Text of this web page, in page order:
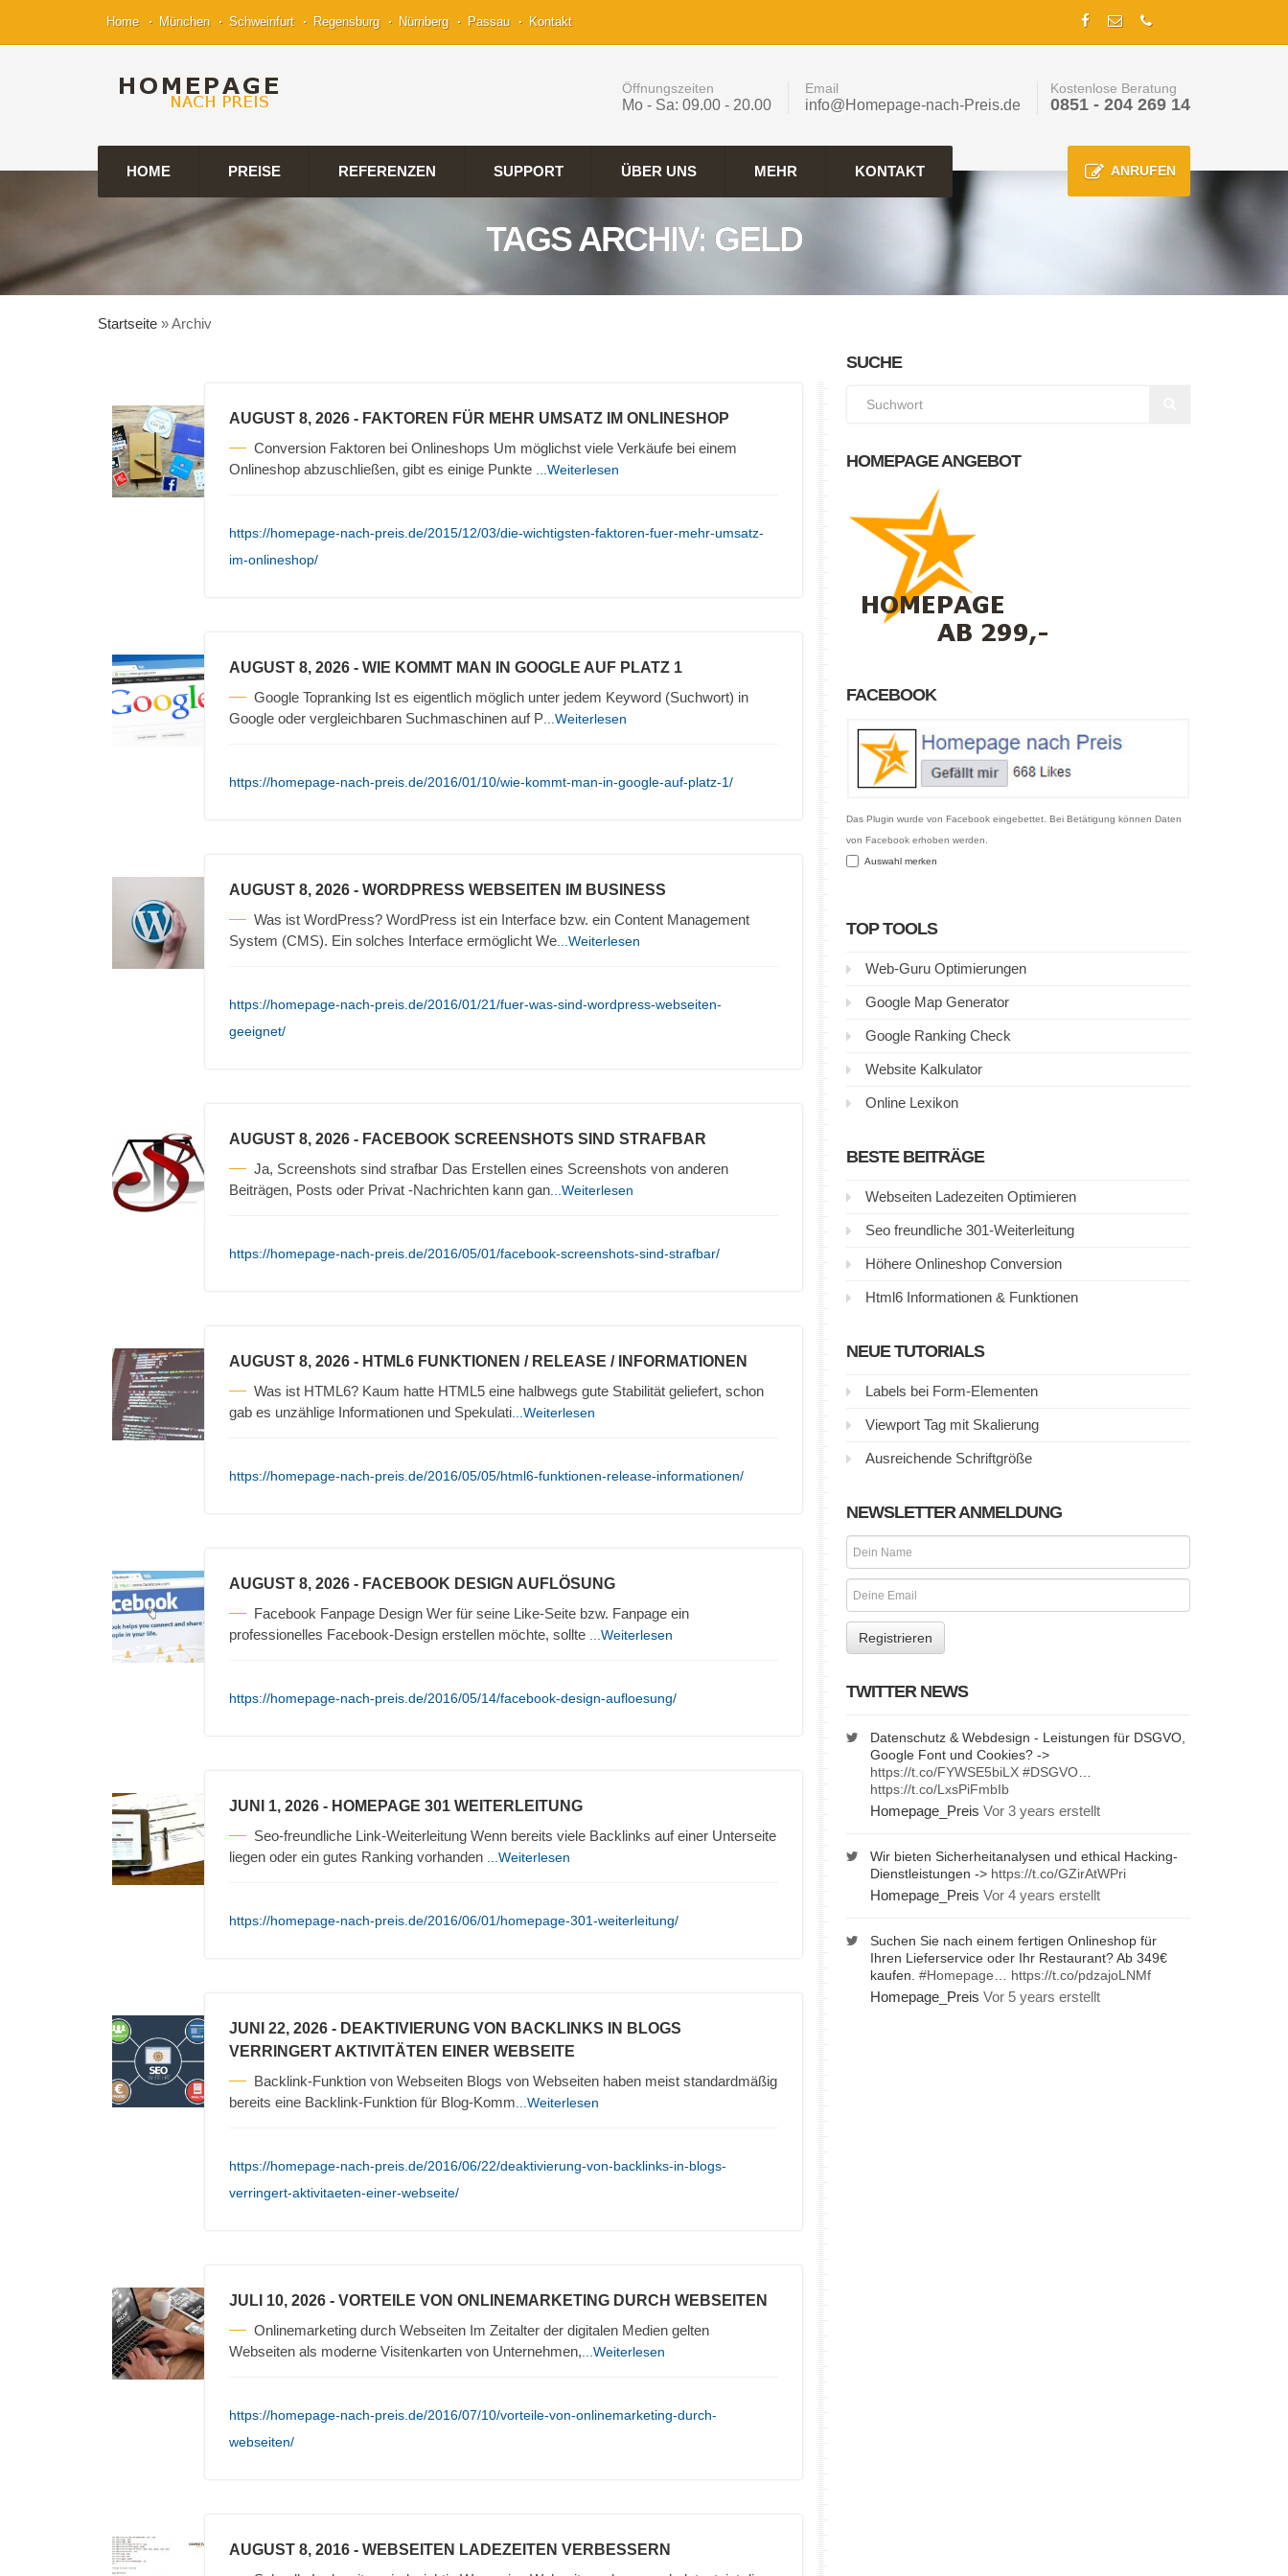
Home München Schweinfurt Regensburg Nürnberg Passau Kontakt
Öffnungszeiten
Mo - Sa: 09.00 - 20.00
Email
info@Homepage-nach-Preis.de
Kostenlose Beratung
0851 - 204 269 14
HOME PREISE REFERENZEN SUPPORT ÜBER UNS MEHR KONTAKT ANRUFEN
TAGS ARCHIV: GELD
Startseite »Archiv
AUGUST 8, 2026 - FAKTOREN FÜR MEHR UMSATZ IM ONLINESHOP
Conversion Faktoren bei Onlineshops Um möglichst viele Verkäufe bei einem
Onlineshop abzuschließen, gibt es einige Punkte
...Weiterlesen
https://homepage-nach-preis.de/2015/12/03/die-wichtigsten-faktoren-fuer-mehr-umsatz-
im-onlineshop/
AUGUST 8, 2026 - WIE KOMMT MAN IN GOOGLE AUF PLATZ 1
Google Topranking Ist es eigentlich möglich unter jedem Keyword (Suchwort) in
Google oder vergleichbaren Suchmaschinen auf P ...Weiterlesen
https://homepage-nach-preis.de/2016/01/10/wie-kommt-man-in-google-auf-platz-1/
AUGUST 8, 2026 - WORDPRESS WEBSEITEN IM BUSINESS
Was ist WordPress? WordPress ist ein Interface bzw. ein Content Management
System (CMS). Ein solches Interface ermöglicht We ...Weiterlesen
https://homepage-nach-preis.de/2016/01/21/fuer-was-sind-wordpress-webseiten-
geeignet/
AUGUST 8, 2026 - FACEBOOK SCREENSHOTS SIND STRAFBAR
Ja, Screenshots sind strafbar Das Erstellen eines Screenshots von anderen
Beiträgen, Posts oder Privat -Nachrichten kann gan ...Weiterlesen
https://homepage-nach-preis.de/2016/05/01/facebook-screenshots-sind-strafbar/
AUGUST 8, 2026 - HTML6 FUNKTIONEN / RELEASE / INFORMATIONEN
Was ist HTML6? Kaum hatte HTML5 eine halbwegs gute Stabilität geliefert, schon
gab es unzählige Informationen und Spekulati ...Weiterlesen
https://homepage-nach-preis.de/2016/05/05/html6-funktionen-release-informationen/
AUGUST 8, 2026 - FACEBOOK DESIGN AUFLÖSUNG
Facebook Fanpage Design Wer für seine Like-Seite bzw. Fanpage ein
professionelles Facebook-Design erstellen möchte, sollte
...Weiterlesen
https://homepage-nach-preis.de/2016/05/14/facebook-design-aufloesung/
JUNI 1, 2026 - HOMEPAGE 301 WEITERLEITUNG
Seo-freundliche Link-Weiterleitung Wenn bereits viele Backlinks auf einer Unterseite
liegen oder ein gutes Ranking vorhanden
...Weiterlesen
https://homepage-nach-preis.de/2016/06/01/homepage-301-weiterleitung/
JUNI 22, 2026 - DEAKTIVIERUNG VON BACKLINKS IN BLOGS
VERRINGERT AKTIVITÄTEN EINER WEBSEITE
Backlink-Funktion von Webseiten Blogs von Webseiten haben meist standardmäßig
bereits eine Backlink-Funktion für Blog-Komm ...Weiterlesen
https://homepage-nach-preis.de/2016/06/22/deaktivierung-von-backlinks-in-blogs-
verringert-aktivitaeten-einer-webseite/
JULI 10, 2026 - VORTEILE VON ONLINEMARKETING DURCH WEBSEITEN
Onlinemarketing durch Webseiten Im Zeitalter der digitalen Medien gelten
Webseiten als moderne Visitenkarten von Unternehmen, ...Weiterlesen
https://homepage-nach-preis.de/2016/07/10/vorteile-von-onlinemarketing-durch-
webseiten/
AUGUST 8, 2016 - WEBSEITEN LADEZEITEN VERBESSERN
SUCHE
HOMEPAGE ANGEBOT
FACEBOOK
Das Plugin wurde von Facebook eingebettet. Bei Betätigung können Daten
von Facebook erhoben werden.
Auswahl merken
TOP TOOLS
Web-Guru Optimierungen
Google Map Generator
Google Ranking Check
Website Kalkulator
Online Lexikon
BESTE BEITRÄGE
Webseiten Ladezeiten Optimieren
Seo freundliche 301-Weiterleitung
Höhere Onlineshop Conversion
Html6 Informationen & Funktionen
NEUE TUTORIALS
Labels bei Form-Elementen
Viewport Tag mit Skalierung
Ausreichende Schriftgröße
NEWSLETTER ANMELDUNG
TWITTER NEWS
Datenschutz & Webdesign - Leistungen für DSGVO,
Google Font und Cookies? ->
https://t.co/FYWSE5biLX #DSGVO…
https://t.co/LxsPiFmbIb
Homepage_Preis Vor 3 years erstellt
Wir bieten Sicherheitanalysen und ethical Hacking-
Dienstleistungen -> https://t.co/GZirAtWPri
Homepage_Preis Vor 4 years erstellt
Suchen Sie nach einem fertigen Onlineshop für
Ihren Lieferservice oder Ihr Restaurant? Ab 349€
kaufen. #Homepage https://t.co/pdzajoLNMf
Homepage_Preis Vor 5 years erstellt